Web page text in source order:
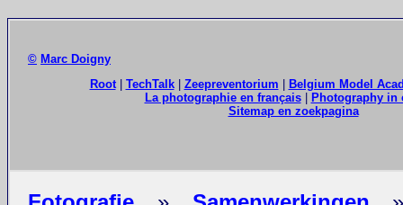
© Marc Doigny
Root| TechTalk| Zeepreventorium
Belgium Model
La photographie en français|
Photography in
Sitemap en zoekpagina